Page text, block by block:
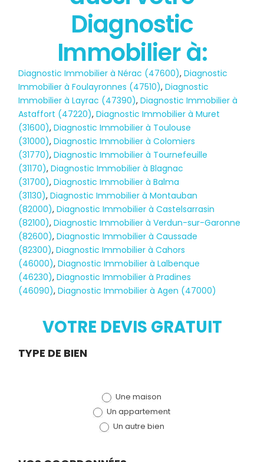
Diagnostic
TERMITES
Diagnostic
Immobilier à:
Diagnostic Immobilier à Nérac (47600),Diagnostic
Immobilier à Foulayronnes (47510),Diagnostic
Immobilier à Layrac (47390),Diagnostic Immobilier à
Astaffort (47220),Diagnostic Immobilier à Muret
(31600),Diagnostic Immobilier à Toulouse
(31000),Diagnostic Immobilier à Colomiers
(31770),Diagnostic Immobilier à Tournefeuille
(31170),Diagnostic Immobilier à Blagnac
(31700),Diagnostic Immobilier à Balma
(31130),Diagnostic Immobilier à Montauban
(82000),Diagnostic Immobilier à Castelsarrasin
(82100),Diagnostic Immobilier à Verdun-sur-Garonne
(82600),Diagnostic Immobilier à Caussade
(82300),Diagnostic Immobilier à Cahors
(46000),Diagnostic Immobilier à Lalbenque
(46230),Diagnostic Immobilier à Pradines
(46090),Diagnostic Immobilier à Agen (47000)
VOTRE DEVIS GRATUIT
Demande
TYPE DE BIEN
Une maison
Un appartement
Un autre bien